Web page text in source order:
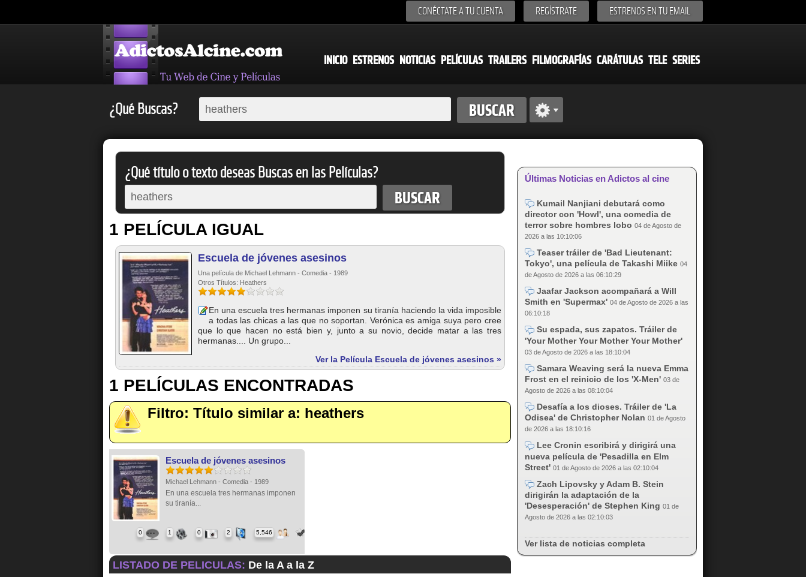
CONÉCTATE A TU CUENTA REGÍSTRATE ESTRENOS EN TU EMAIL
INICIO ESTRENOS NOTICIAS PELÍCULAS TRAILERS FILMOGRAFÍAS CARÁTULAS TELE SERIES
¿Qué Buscas?
¿Qué título o texto deseas Buscas en las Películas?
1 PELÍCULA IGUAL
Escuela de jóvenes asesinos
Una película de Michael Lehmann - Comedia - 1989
Otros Títulos: Heathers
En una escuela tres hermanas imponen su tiranía haciendo la vida imposible
a todas las chicas a las que no soportan. Verónica es amiga suya pero cree
que lo que hacen no está bien y, junto a su novio, decide matar a las tres
hermanas.... Un grupo...
Ver la Película Escuela de jóvenes asesinos »
1 PELÍCULAS ENCONTRADAS
Filtro: Título similar a: heathers
Escuela de jóvenes asesinos
Michael Lehmann - Comedia - 1989
En una escuela tres hermanas imponen
su tiranía...
0 1 0 2 5,546
LISTADO DE PELICULAS: De la A a la Z
Últimas Noticias en Adictos al cine
Kumail Nanjiani debutará como
director con 'Howl', una comedia de
terror sobre hombres lobo 04 de Agosto de
2026 a las 10:10:06
Teaser tráiler de 'Bad Lieutenant:
Tokyo', una película de Takashi Miike 04
de Agosto de 2026 a las 06:10:29
Jaafar Jackson acompañará a Will
Smith en 'Supermax' 04 de Agosto de 2026 a las
06:10:18
Su espada, sus zapatos. Tráiler de
'Your Mother Your Mother Your Mother'
03 de Agosto de 2026 a las 18:10:04
Samara Weaving será la nueva Emma
Frost en el reinicio de los 'X-Men' 03 de
Agosto de 2026 a las 08:10:04
Desafía a los dioses. Tráiler de 'La
Odisea' de Christopher Nolan 01 de Agosto
de 2026 a las 18:10:16
Lee Cronin escribirá y dirigirá una
nueva película de 'Pesadilla en Elm
Street' 01 de Agosto de 2026 a las 02:10:04
Zach Lipovsky y Adam B. Stein
dirigirán la adaptación de la
'Desesperación' de Stephen King 01 de
Agosto de 2026 a las 02:10:03
Ver lista de noticias completa